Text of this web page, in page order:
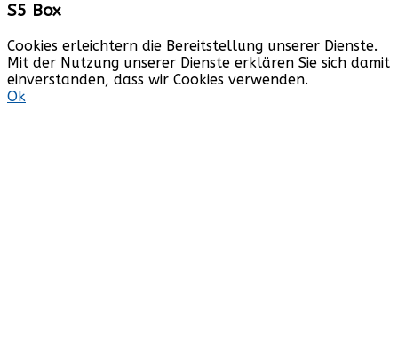
S5 Box
Cookies erleichtern die Bereitstellung unserer Dienste.
Mit der Nutzung unserer Dienste erklären Sie sich damit
einverstanden, dass wir Cookies verwenden.
Ok